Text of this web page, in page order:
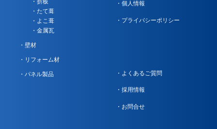
折板
たて葺
よこ葺
金属瓦
壁材
リフォーム材
パネル製品
個人情報
プライバシーポリシー
よくあるご質問
採用情報
お問合せ